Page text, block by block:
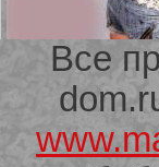
209 Белая кофта из
Все